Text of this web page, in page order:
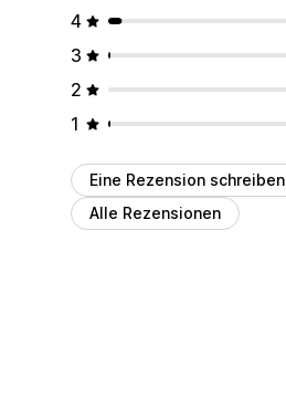
4
3
2
1
Eine Rezension schreiben
Alle Rezensionen